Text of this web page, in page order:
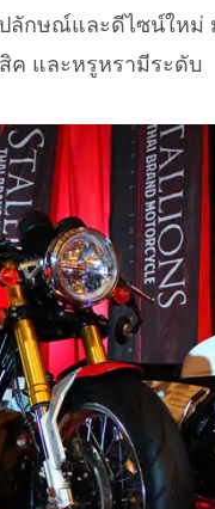
ลักษณ์และดีไซน์ใหม่
ค และหรูหรามีระดับ